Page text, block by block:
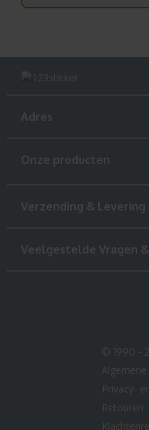
Adres
Onze producten
Verzending & Levering
Veelgestelde Vragen
© 1990 -
Privacy-
Retouren